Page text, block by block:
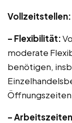
Vollzeitstellen:
– Flexibilität:
moderate
benötigen,
–